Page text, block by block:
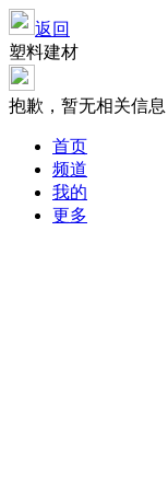
返回
塑料建材
抱歉，暂无相关信息
首页
频道
我的
更多